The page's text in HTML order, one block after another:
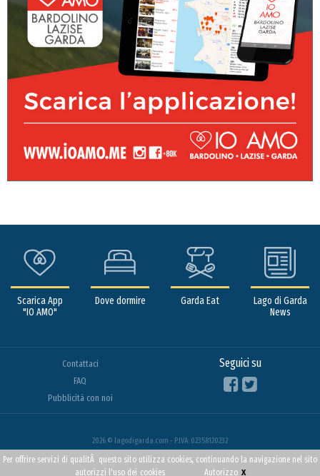
Scarica App
"IO AMO"
Dove dormire Garda Eat
Lago di Garda
News
Contattaci
FAQ
Pubblicità con noi
Seguici su
2026 © lagodigarda.com - P.IVA: 02358120232
Per offrire servizi di qualitÃ questo sito utilizza cookies, continuando la navigazione nel sito
autorizzi l'uso dei cookies Autorizzo x